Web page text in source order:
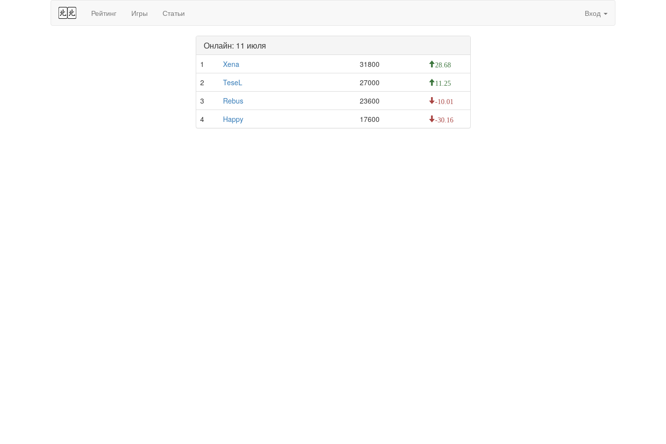
44 Рейтинг Игры Статьи Вход
Онлайн: 11 июля
1 Xena 31800 28.68
2 TeseL 27000 11.25
3 Rebus 23600 -10.01
4 Happy 17600 -30.16